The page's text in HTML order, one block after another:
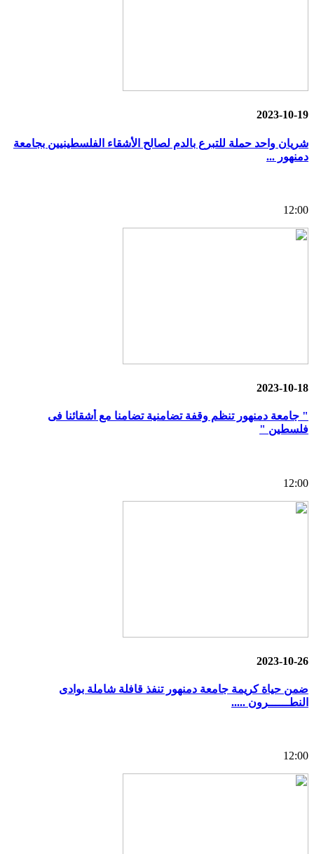
2023-10-19
شريان واحد حملة للتبرع بالدم لصالح الأشقاء الفلسطينيين بجامعة
دمنهور ...
12:00
2023-10-18
" جامعة دمنهور تنظم وقفة تضامنية تضامنا مع أشقائنا فى
فلسطين "
12:00
2023-10-26
ضمن حياة كريمة جامعة دمنهور تنفذ قافلة شاملة بوادى
النطــــــرون .....
12:00